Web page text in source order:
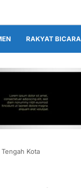
RAKYAT BICARA
Kota